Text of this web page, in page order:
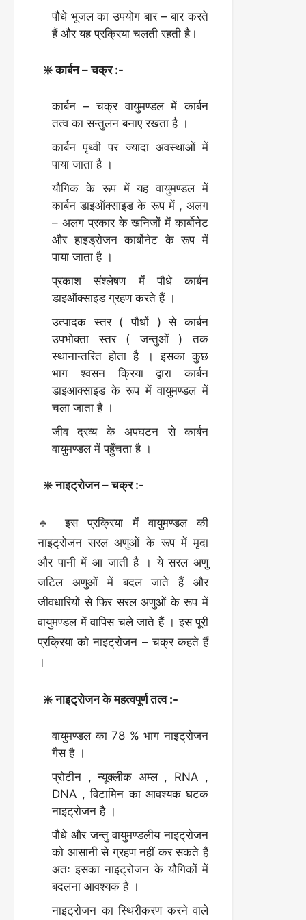
पौधे भूजल का उपयोग बार – बार करते
हैं और यह प्रक्रिया चलती रहती है।
❇️ कार्बन – चक्र :-
कार्बन – चक्र वायुमण्डल में कार्बन
तत्व का सन्तुलन बनाए रखता है ।
कार्बन पृथ्वी पर ज्यादा अवस्थाओं में
पाया जाता है ।
यौगिक के रूप में यह वायुमण्डल में
कार्बन डाइऑक्साइड के रूप में , अलग
– अलग प्रकार के खनिजों में कार्बोनेट
और हाइड्रोजन कार्बोनेट के रूप में
पाया जाता है ।
प्रकाश संश्लेषण में पौधे कार्बन
डाइऑक्साइड ग्रहण करते हैं ।
उत्पादक स्तर ( पौधों ) से कार्बन
उपभोक्ता स्तर ( जन्तुओं ) तक
स्थानान्तरित होता है । इसका कुछ
भाग श्वसन क्रिया द्वारा कार्बन
डाइआक्साइड के रूप में वायुमण्डल में
चला जाता है ।
जीव द्रव्य के अपघटन से कार्बन
वायुमण्डल में पहुँचता है ।
❇️ नाइट्रोजन – चक्र :-
🔹 इस प्रक्रिया में वायुमण्डल की
नाइट्रोजन सरल अणुओं के रूप में मृदा
और पानी में आ जाती है । ये सरल अणु
जटिल अणुओं में बदल जाते हैं और
जीवधारियों से फिर सरल अणुओं के रूप में
वायुमण्डल में वापिस चले जाते हैं । इस पूरी
प्रक्रिया को नाइट्रोजन – चक्र कहते हैं
।
❇️ नाइट्रोजन के महत्वपूर्ण तत्व :-
वायुमण्डल का 78 % भाग नाइट्रोजन
गैस है ।
प्रोटीन , न्यूक्लीक अम्ल , RNA ,
DNA , विटामिन का आवश्यक घटक
नाइट्रोजन है ।
पौधे और जन्तु वायुमण्डलीय नाइट्रोजन
को आसानी से ग्रहण नहीं कर सकते हैं
अतः इसका नाइट्रोजन के यौगिकों में
बदलना आवश्यक है ।
नाइट्रोजन का स्थिरीकरण करने वाले